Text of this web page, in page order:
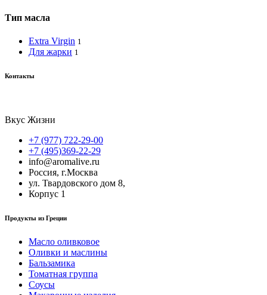
Тип масла
Extra Virgin 1
Для жарки 1
Контакты
Вкус Жизни
+7 (977) 722-29-00
+7 (495)369-22-29
info@aromalive.ru
Россия, г.Москва
ул. Твардовского дом 8,
Корпус 1
Продукты из Греции
Масло оливковое
Оливки и маслины
Бальзамика
Томатная группа
Соусы